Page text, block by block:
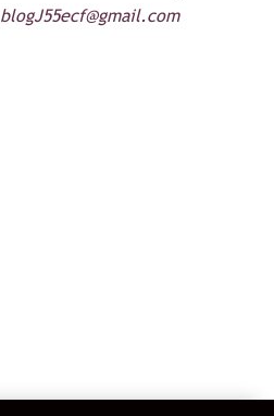
blogJ55ecf@gmail.com